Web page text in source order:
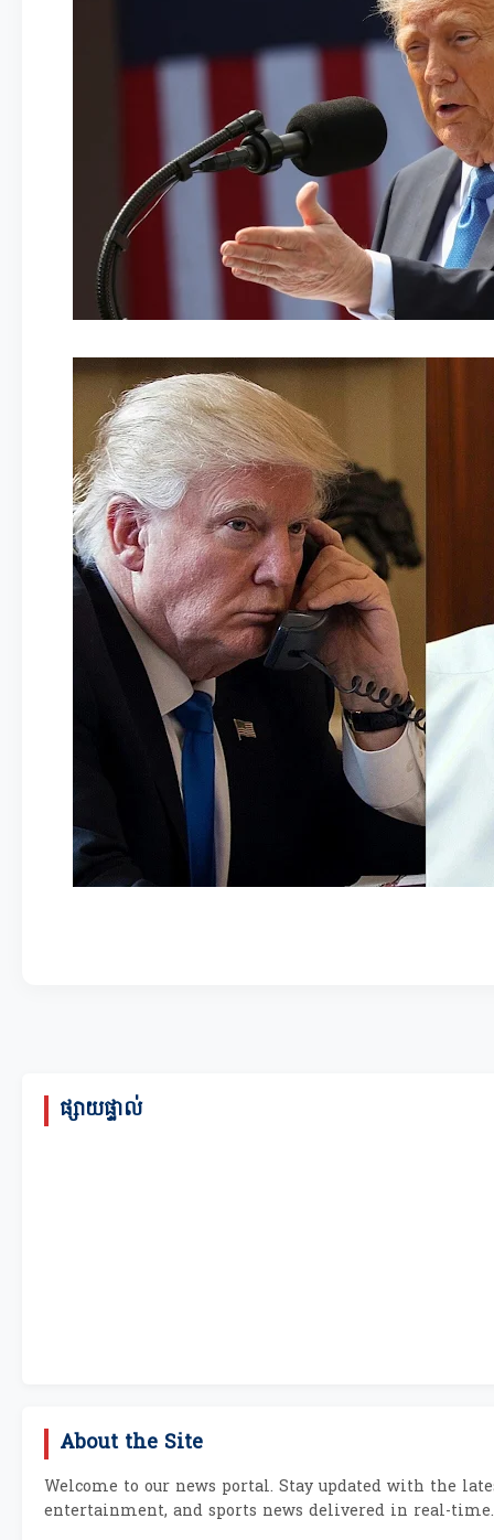
ផ្សាយផ្ទាល់
About the Site
Welcome to our news portal. Stay updated with the
entertainment, and sports news delivered in real-time.